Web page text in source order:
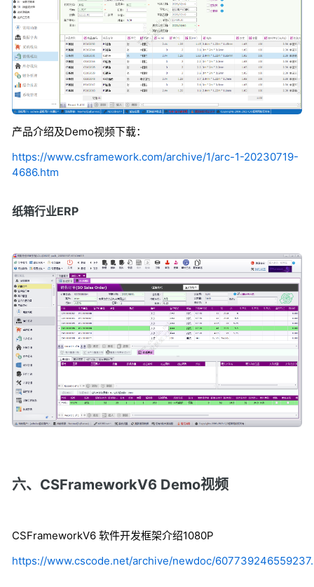
产品介绍及Demo视频下载：
https://www.csframework.com/archive/1/arc-1-20230719-
4686.htm
纸箱行业ERP
六、CSFrameworkV6 Demo视频
CSFrameworkV6 软件开发框架介绍1080P
https://www.cscode.net/archive/newdoc/